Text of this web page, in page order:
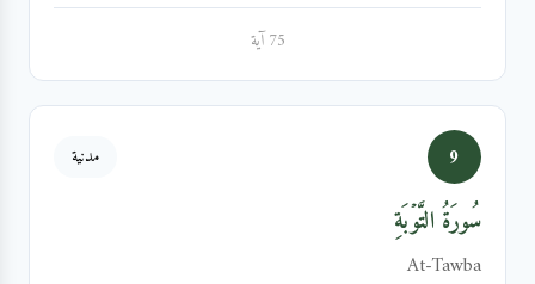
75 آية
9 مدنية
سُورَةُ التَّوۡبَةِ
At-Tawba